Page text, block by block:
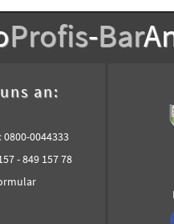
Profis-Bar
an:
0800-0044333
- 849 157 78